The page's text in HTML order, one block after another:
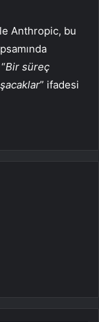
Anthropic, bu
Bir süreç
” ifadesi